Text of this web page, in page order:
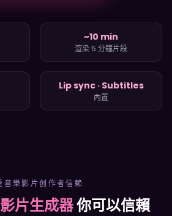
~10 min
渲染 5 分鐘片段
Lip sync · Subtitles
內置
音樂影片创作者信赖
片生成器你可以信賴